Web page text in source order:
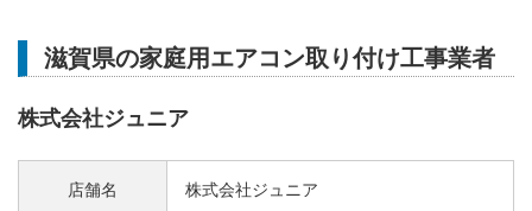
滋賀県の家庭用エアコン取り付け工事業者
株式会社ジュニア
店舗名 株式会社ジュニア